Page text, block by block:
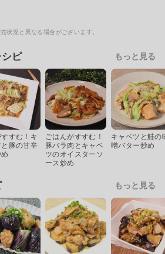
状況と異なる場合がございます。
ピ もっと見る
すすむ！キ
と豚の甘辛
ごはんがすすむ！
豚バラ肉とキャベ
ツのオイスターソ
ース炒め
キャベツと鮭の
噌バター炒め
もっと見る